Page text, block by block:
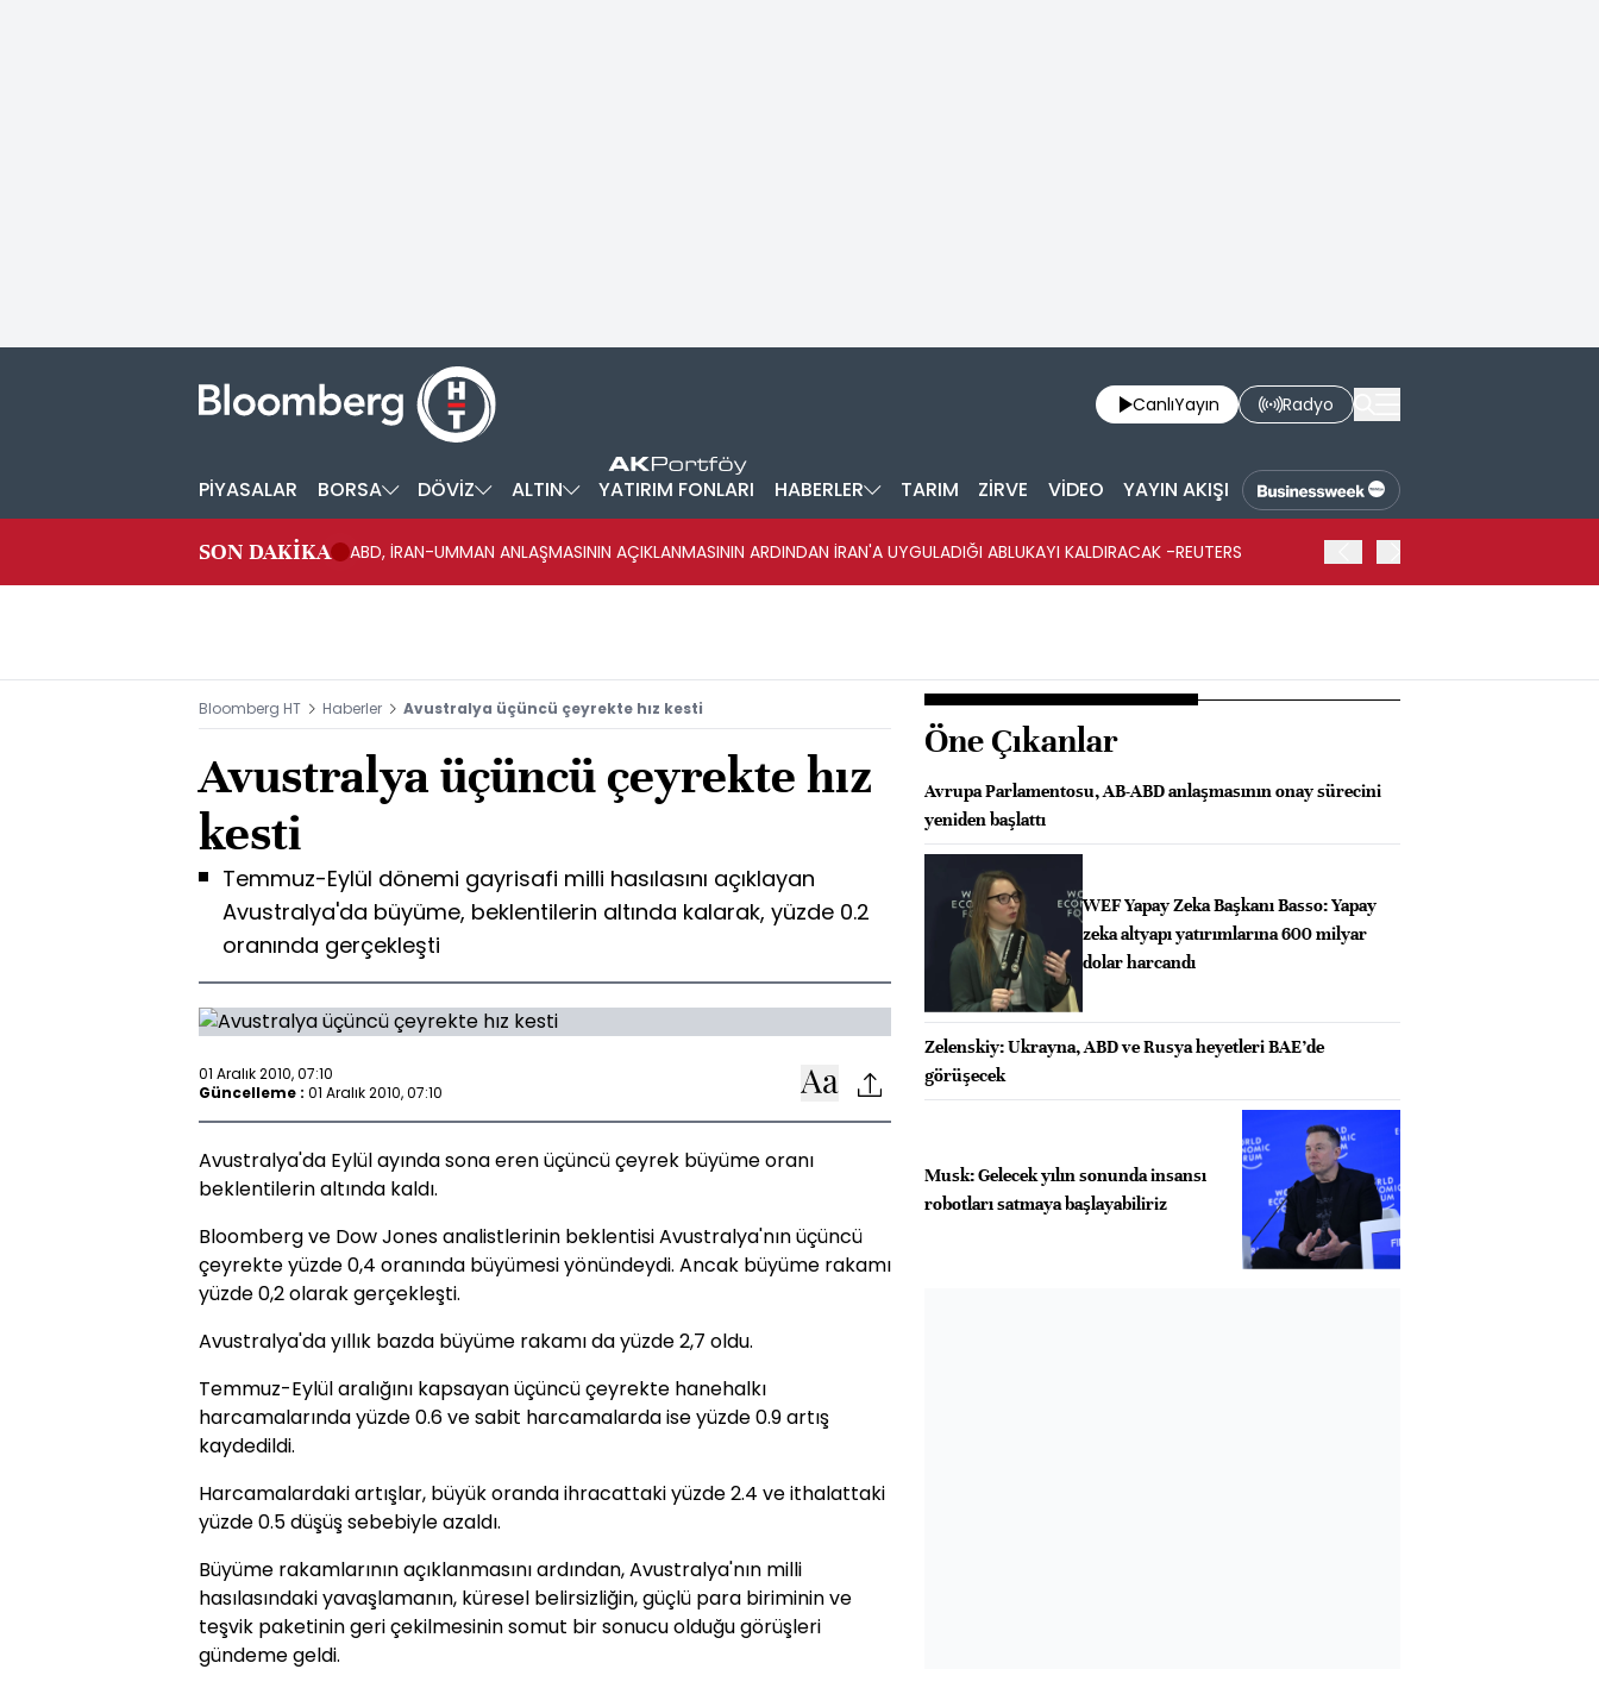
CanlıYayın Radyo
PİYASALAR BORSA DÖVİZ ALTIN YATIRIM FONLARI HABERLER TARIM ZİRVE VİDEO YAYIN AKIŞI
SON DAKİKA ABD, İRAN-UMMAN ANLAŞMASININ AÇIKLANMASININ ARDINDAN İRAN'A UYGULADIĞI ABLUKAYI KALDIRACAK -REUTERS
Bloomberg HT Haberler Avustralya üçüncü çeyrekte hız kesti
Avustralya üçüncü çeyrekte hız
kesti
Temmuz-Eylül dönemi gayrisafi milli hasılasını açıklayan
Avustralya'da büyüme, beklentilerin altında kalarak, yüzde 0.2
oranında gerçekleşti
01 Aralık 2010, 07:10
Güncelleme : 01 Aralık 2010, 07:10
Avustralya'da Eylül ayında sona eren üçüncü çeyrek büyüme oranı
beklentilerin altında kaldı.
Bloomberg ve Dow Jones analistlerinin beklentisi Avustralya'nın üçüncü
çeyrekte yüzde 0,4 oranında büyümesi yönündeydi. Ancak büyüme rakamı
yüzde 0,2 olarak gerçekleşti.
Avustralya'da yıllık bazda büyüme rakamı da yüzde 2,7 oldu.
Temmuz-Eylül aralığını kapsayan üçüncü çeyrekte hanehalkı
harcamalarında yüzde 0.6 ve sabit harcamalarda ise yüzde 0.9 artış
kaydedildi.
Harcamalardaki artışlar, büyük oranda ihracattaki yüzde 2.4 ve ithalattaki
yüzde 0.5 düşüş sebebiyle azaldı.
Büyüme rakamlarının açıklanmasını ardından, Avustralya'nın milli
hasılasındaki yavaşlamanın, küresel belirsizliğin, güçlü para biriminin ve
teşvik paketinin geri çekilmesinin somut bir sonucu olduğu görüşleri
gündeme geldi.
Öne Çıkanlar
Avrupa Parlamentosu, AB-ABD anlaşmasının onay sürecini
yeniden başlattı
WEF Yapay Zeka Başkanı Basso: Yapay
zeka altyapı yatırımlarına 600 milyar
dolar harcandı
Zelenskiy: Ukrayna, ABD ve Rusya heyetleri BAE’de
görüşecek
Musk: Gelecek yılın sonunda insansı
robotları satmaya başlayabiliriz